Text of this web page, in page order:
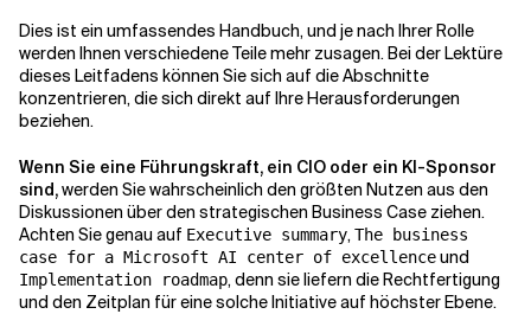
Dies ist ein umfassendes Handbuch, und je nach Ihrer Rolle
werden Ihnen verschiedene Teile mehr zusagen. Bei der Lektüre
dieses Leitfadens können Sie sich auf die Abschnitte
konzentrieren, die sich direkt auf Ihre Herausforderungen
beziehen.
Wenn Sie eine Führungskraft, ein CIO oder ein KI-Sponsor
sind,werden Sie wahrscheinlich den größten Nutzen aus den
Diskussionen über den strategischen Business Case ziehen.
Achten Sie genau auf Executive summary,The business
case for a Microsoft AI center of excellenceund
Implementation roadmap, denn sie liefern die Rechtfertigung
und den Zeitplan für eine solche Initiative auf höchster Ebene.